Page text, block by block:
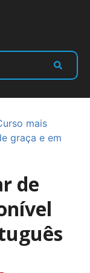
mais
graça e em
de